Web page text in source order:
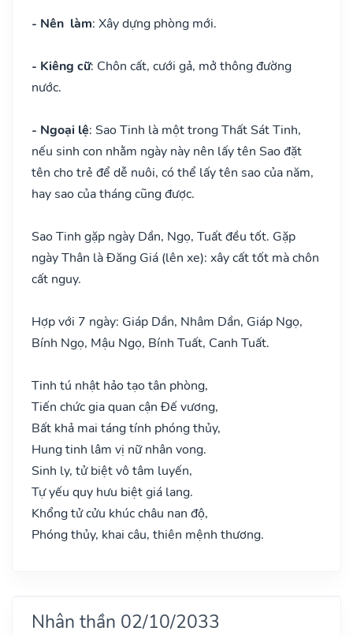
- Nên làm: Xây dựng phòng mới.
- Kiêng cữ: Chôn cất, cưới gả, mở thông đường
nước.
- Ngoại lệ: Sao Tinh là một trong Thất Sát Tinh,
nếu sinh con nhằm ngày này nên lấy tên Sao đặt
tên cho trẻ để dễ nuôi, có thể lấy tên sao của năm,
hay sao của tháng cũng được.
Sao Tinh gặp ngày Dần, Ngọ, Tuất đều tốt. Gặp
ngày Thân là Đăng Giá (lên xe): xây cất tốt mà chôn
cất nguy.
Hợp với 7 ngày: Giáp Dần, Nhâm Dần, Giáp Ngọ,
Bính Ngọ, Mậu Ngọ, Bính Tuất, Canh Tuất.
Tinh tú nhật hảo tạo tân phòng,
Tiến chức gia quan cận Đế vương,
Bất khả mai táng tính phóng thủy,
Hung tinh lâm vị nữ nhân vong.
Sinh ly, tử biệt vô tâm luyến,
Tự yếu quy hưu biệt giá lang.
Khổng tử cửu khúc châu nan độ,
Phóng thủy, khai câu, thiên mệnh thương.
Nhân thần 02/10/2033